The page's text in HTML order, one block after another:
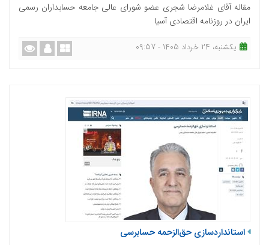
مقاله آقای غلامرضا شجری عضو شورای عالی جامعه حسابداران رسمی
ایران در روزنامه اقتصادی آسیا
یکشنبه، 24 خرداد 1405 - 09:57
استانداردسازی حق‌الزحمه حسابرسی